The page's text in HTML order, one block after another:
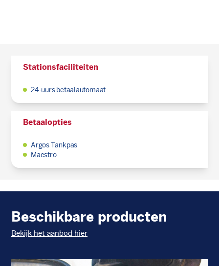
Stationsfaciliteiten
24-uurs betaalautomaat
Betaalopties
Argos Tankpas
Maestro
Beschikbare producten
Bekijk het aanbod hier